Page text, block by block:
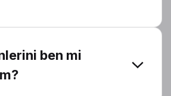
ben mi